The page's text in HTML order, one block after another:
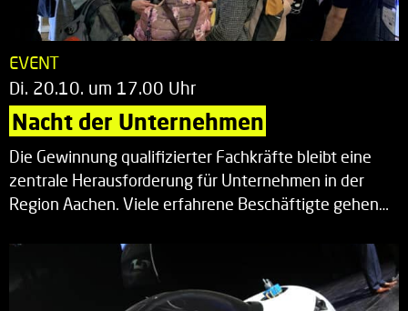
EVENT
Di. 20.10. um 17.00 Uhr
Nacht der Unternehmen
Die Gewinnung qualifizierter Fachkräfte bleibt eine
zentrale Herausforderung für Unternehmen in der
Region Aachen. Viele erfahrene Beschäftigte gehen…